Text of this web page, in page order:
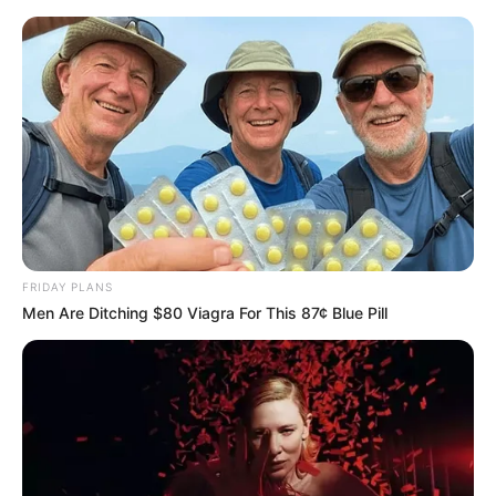
„Batman. Knightfall” tom 5: „Nowy
początek” – recenzja komiksu.
Robinów dwóch.
Mariusz 10 maja 2023 Artykuły
FRIDAY PLANS
Men Are Ditching $80 Viagra For This 87¢ Blue Pill